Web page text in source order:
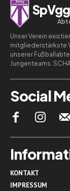
Unser Verein
mitgliederstärkste
unserer
Jungenteams.
Social
KONTAKT
IMPRESSUM